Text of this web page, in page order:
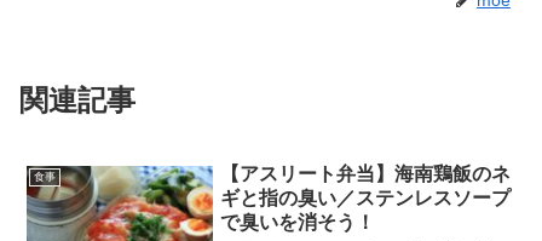
関連記事
食事
【アスリート弁当】海南鶏飯のネ
ギと指の臭い／ステンレスソープ
で臭いを消そう！